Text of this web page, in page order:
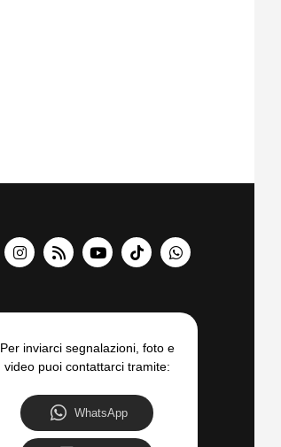
Per inviarci segnalazioni, foto e
video puoi contattarci tramite:
WhatsApp